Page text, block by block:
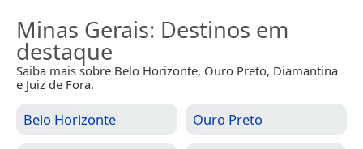
Minas Gerais: Destinos em
destaque
Saiba mais sobre Belo Horizonte, Ouro Preto, Diamantina
e Juiz de Fora.
Belo Horizonte Ouro Preto